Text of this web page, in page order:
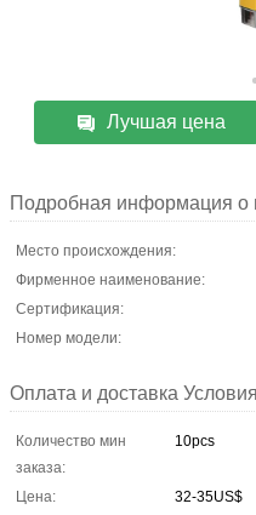
Лучшая цена
Подробная информация о
Место происхождения:
Фирменное наименование:
Сертификация:
Номер модели:
Оплата и доставка Условия
Количество мин
заказа:
10pcs
Цена:
32-35US$